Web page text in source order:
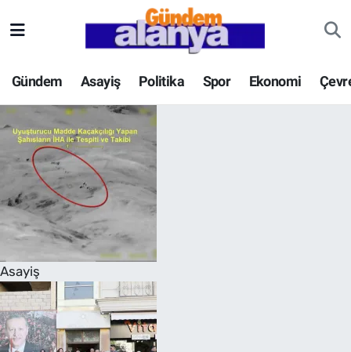
Gündem Asayiş Politika Spor Ekonomi
Asayiş